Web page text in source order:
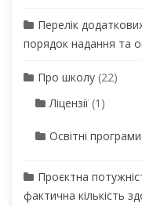
Перелік
порядок надання та
Про школу (22)
Ліцензії (1)
Освітні програми
Проєктна
фактична кількість